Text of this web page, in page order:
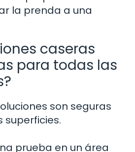
la prenda a una
caseras
para todas las
son seguras
superficies.
prueba en un área